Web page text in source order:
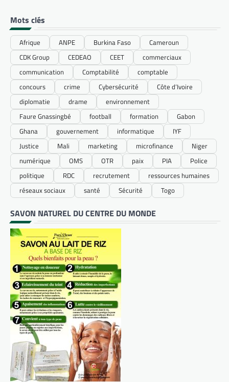
Mots clés
Afrique ANPE Burkina Faso
Cameroun
CDK Group
CEDEAO CEET
commerciaux
communication
Comptabilité
comptable
concours
crime Cybersécurité
Côte d’Ivoire
diplomatie
drame
environnement
Faure Gnassingbé
football formation
Gabon
Ghana
gouvernement informatique
IYF
Justice
Mali marketing microfinance
Niger
numérique
OMS OTR paix PIA
Police
politique
RDC recrutement
ressources humaines
réseaux sociaux
santé Sécurité Togo
SAVON NATUREL DU CENTRE DU MONDE